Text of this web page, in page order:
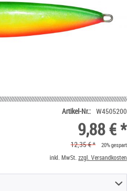
Artikel-Nr.: W4505200
9,88 € *
12,35 € * 20% gespart
inkl. MwSt. zzgl. Versandkosten